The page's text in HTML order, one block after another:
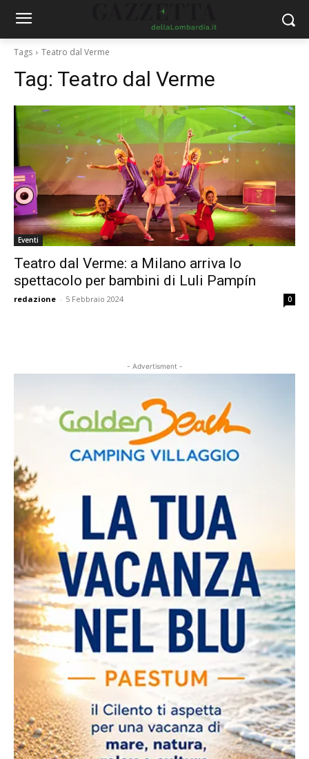
Tags Teatro dal Verme
Tag: Teatro dal Verme
Eventi
Teatro dal Verme: a Milano arriva lo
spettacolo per bambini di Luli Pampín
redazione - 5 Febbraio 2024 0
- Advertisment -